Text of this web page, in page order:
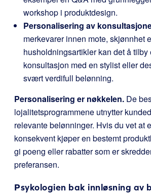
workshop i produktdesign.
Personalisering av
merkevarer innen mote, skjønnhet
husholdningsartikler kan det å tilby
konsultasjon med en stylist eller
svært verdifull belønning.
Personalisering er nøkkelen. De
lojalitetsprogrammene utnytter
relevante belønninger. Hvis du vet at
konsekvent kjøper en bestemt
gi poeng eller rabatter som er
preferansen.
Psykologien bak innløsning av